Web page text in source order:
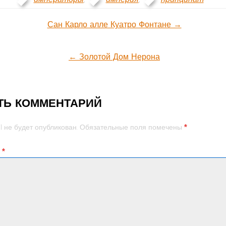
Сан Карло алле Куатро Фонтане →
← Золотой Дом Нерона
КОММЕНТАРИЙ
будет опубликован. Обязательные поля помечены*
*